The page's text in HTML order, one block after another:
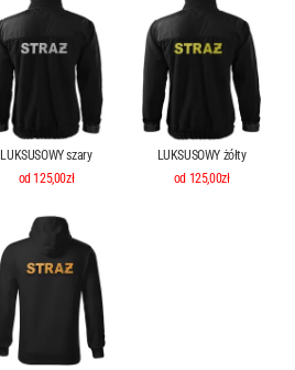
LUKSUSOWY szary
od 125,00zł
LUKSUSOWY żółty
od 125,00zł